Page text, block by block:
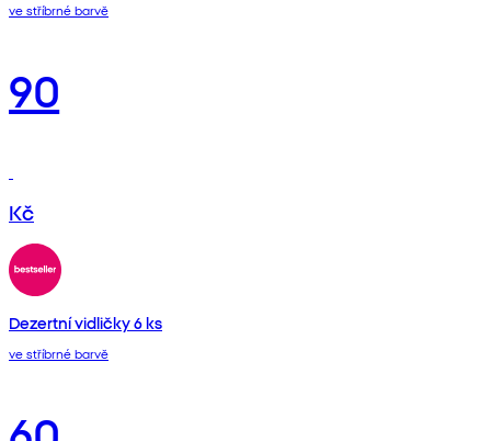
ve stříbrné barvě
90
Kč
Dezertní vidličky 6 ks
ve stříbrné barvě